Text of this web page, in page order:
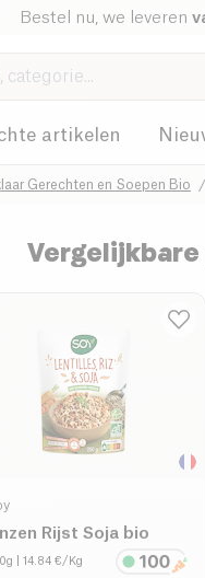
Bestel nu, we leveren
artikelen
Gerechten en Soepen Bio
Rijst Soja bio
| 14.84 €/Kg